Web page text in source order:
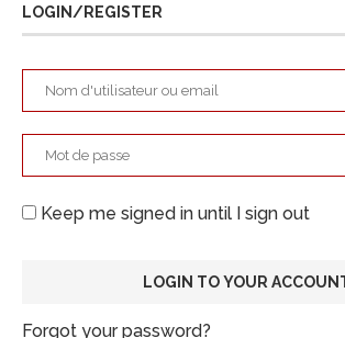
LOGIN/REGISTER
Keep me signed in until I sign out
Forgot your password?